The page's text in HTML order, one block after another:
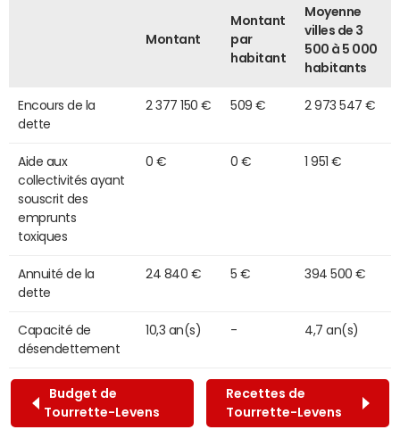
Montant
Montant
par
habitant
Moyenne
villes de 3
500 à 5 000
habitants
Encours de la
dette
2 377 150 € 509 € 2 973 547 €
Aide aux
collectivités ayant
souscrit des
emprunts
toxiques
0 € 0 € 1 951 €
Annuité de la
dette
24 840 € 5 € 394 500 €
Capacité de
désendettement
10,3 an(s) - 4,7 an(s)
Budget de
Tourrette-Levens
Recettes de
Tourrette-Levens